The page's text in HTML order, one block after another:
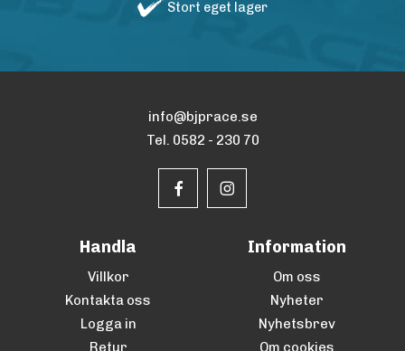
Stort eget lager
info@bjprace.se
Tel. 0582 - 230 70
Handla
Villkor
Kontakta oss
Logga in
Retur
Information
Om oss
Nyheter
Nyhetsbrev
Om cookies